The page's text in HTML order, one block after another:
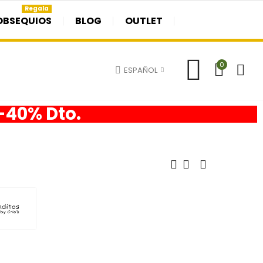
Regala
BLOG OUTLET
ESPAÑOL 0
Dto.